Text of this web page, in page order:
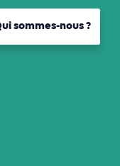
sommes-nous ?